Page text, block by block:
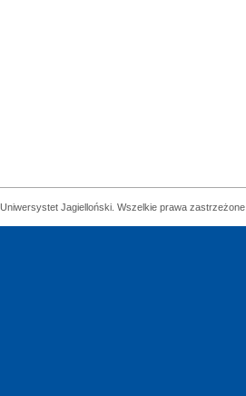
Jagielloński. Wszelkie prawa zastrzeżone.